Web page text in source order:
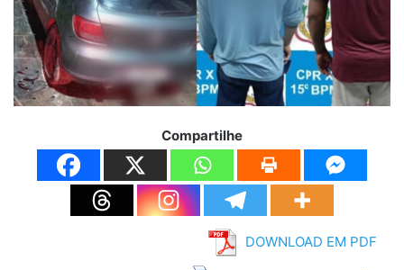
Compartilhe
DOWNLOAD EM PDF